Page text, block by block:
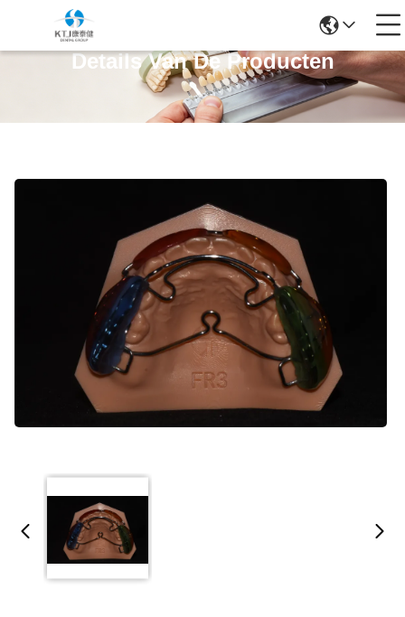
Details Van De Producten